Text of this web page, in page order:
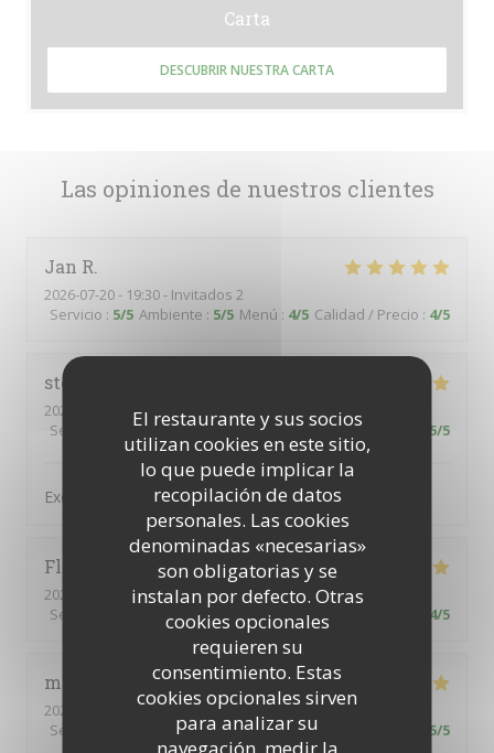
El restaurante y sus socios
utilizan cookies en este sitio,
lo que puede implicar la
recopilación de datos
personales. Las cookies
denominadas «necesarias»
son obligatorias y se
instalan por defecto. Otras
cookies opcionales
requieren su
consentimiento. Estas
cookies opcionales sirven
para analizar su
navegación, medir la
Las opiniones de nuestros clientes
Jan R
2026-07-20- 19:30 - Invitados 2
Servicio : 5/5 Ambiente : 5/5 Menú : 4/5 Calidad / Precio : 4/5
stephane
2026-07-16
- 13:00 - Invitados 2
Servicio
Ambiente: 5/5 Menú: 5/5 Calidad / Precio 5/5
Excellent et personnel charmant et avenant
Florence
2026-06-24
- 12:15 - Invitados 2
Servicio
Ambiente: 4/5 Menú: 5 /5 Calidad / Precio 4/5
michel
2026-07-01
- 12:00 - Invitados 2
Servicio
Ambiente:5 /5 Menú: 5 /5 Calidad / Precio 5/5
Carta
DESCUBRIR NUESTRA CARTA